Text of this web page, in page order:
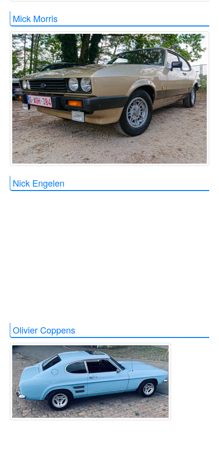
Mick Morris
Nick Engelen
Olivier Coppens